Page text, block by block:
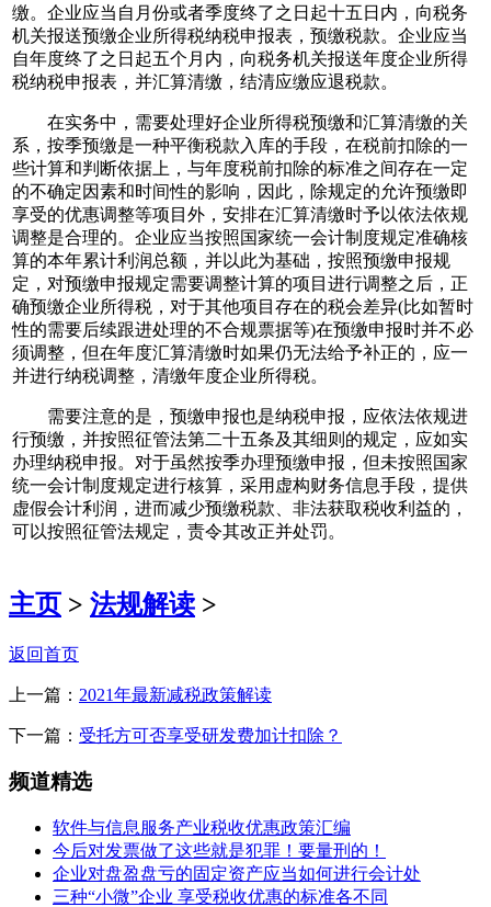
缴。企业应当自月份或者季度终了之日起十五日内，向税务
机关报送预缴企业所得税纳税申报表，预缴税款。企业应当
自年度终了之日起五个月内，向税务机关报送年度企业所得
税纳税申报表，并汇算清缴，结清应缴应退税款。
在实务中，需要处理好企业所得税预缴和汇算清缴的关
系，按季预缴是一种平衡税款入库的手段，在税前扣除的一
些计算和判断依据上，与年度税前扣除的标准之间存在一定
的不确定因素和时间性的影响，因此，除规定的允许预缴即
享受的优惠调整等项目外，安排在汇算清缴时予以依法依规
调整是合理的。企业应当按照国家统一会计制度规定准确核
算的本年累计利润总额，并以此为基础，按照预缴申报规
定，对预缴申报规定需要调整计算的项目进行调整之后，正
确预缴企业所得税，对于其他项目存在的税会差异(比如暂时
性的需要后续跟进处理的不合规票据等)在预缴申报时并不必
须调整，但在年度汇算清缴时如果仍无法给予补正的，应一
并进行纳税调整，清缴年度企业所得税。
需要注意的是，预缴申报也是纳税申报，应依法依规进
行预缴，并按照征管法第二十五条及其细则的规定，应如实
办理纳税申报。对于虽然按季办理预缴申报，但未按照国家
统一会计制度规定进行核算，采用虚构财务信息手段，提供
虚假会计利润，进而减少预缴税款、非法获取税收利益的，
可以按照征管法规定，责令其改正并处罚。
主页 > 法规解读 >
返回首页
上一篇： 2021年最新减税政策解读
下一篇： 受托方可否享受研发费加计扣除？
频道精选
软件与信息服务产业税收优惠政策汇编
今后对发票做了这些就是犯罪！要量刑的！
企业对盘盈盘亏的固定资产应当如何进行会计处
三种“小微”企业 享受税收优惠的标准各不同